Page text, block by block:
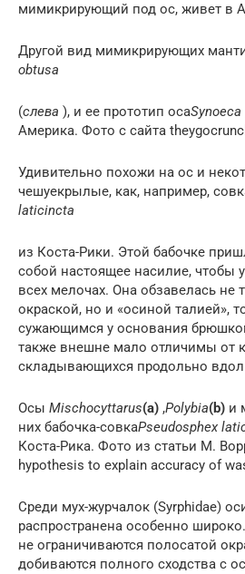
мимикрирующий под ос, живет в
Другой вид мимикрирующих
obtusa
(слева ), и ее прототип осаSynoeca
Америка. Фото с сайта
Удивительно похожи на ос и
чешуекрылые, как, например,
laticincta
из Коста-Рики. Этой бабочке
собой настоящее насилие, чтобы
всех мелочах. Она обзавелась не
окраской, но и «осиной талией»,
сужающимся у основания
также внешне мало отличимы от
складывающихся продольно
Осы Mischocyttarus(a) ,Polybia(b) и
них бабочка-совкаPseudosphex
Коста-Рика. Фото из статьи M.
hypothesis to explain accuracy of
Среди мух-журчалок (Syrphidae)
распространена особенно
не ограничиваются полосатой
добиваются полного сходства с